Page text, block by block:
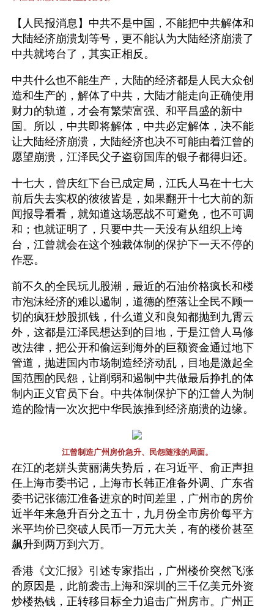
【人民报消息】中共不是中国，不能把中共解体和
大陆经济崩溃划等号，更不能认为大陆经济崩溃了
中共就垮台了，其实正相反。
中共什么也不能生产，大陆的经济都是人民大众创
造和生产的，解体了中共，大陆才能走向正确使用
财力的轨道，才会有繁荣富强、和平昌盛的新中
国。所以，中共即将解体，中共必定解体，决不能
让大陆经济崩溃，大陆经济也决不可能由着江曾的
愿望崩溃，江泽民父子盗窃国库的银子都得归还。
十七大，曾庆红下台已成定局，江氏人马在十七大
前后失去实权的彼彼皆是，如果翻开十七大前的新
闻报导看看，就知道这场恶战不可避免，也不可调
和；也就证明了，只要中共一天没有从组织上垮
台，江曾就会在这个独裁体制的保护下一天不停的
作恶。
前不久的全民玩儿股潮，最近的石油价格疯长和楼
市泡沫经济的难以遏制，道德的堕落让全民不顾一
切的疯狂炒股抓钱，什么道义和良知都抛到九霄云
外，这都是江泽民想达到的目地，于是江曾人马修
改法律，把公开和偷运到海外的巨额资金通过地下
管道，抛进国内市场制造经济动乱，目地是激起全
国范围的民怨，让削弱和遏制中共做最后挣扎的体
制内正义官员下台。中共体制保护下的江曾人为制
造的险情一次次把中华民族推到经济崩溃的边缘。
江曾制造广州房价急升、民怨随涨的局面。
在江的老姘头黄丽满失势后，在习近平、俞正声担
任上海市委书记，上海市长韩正准备外调、广东省
委书记张德江准备进京的时间差里，广州市的房价
近半年来急升百分之五十，九月份全市房价每平方
米平均价已突破人民币一万元大关，有的楼价甚至
飙升到两万到六万。
香港《文汇报》引述专家指出，广州楼价突然飞涨
的原因是，此前袭击上海和深圳的三千亿美元外资
炒楼热钱，正转移目标全力追击广州房市。广州正